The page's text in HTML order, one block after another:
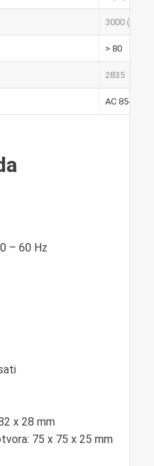
3000 (K)
> 80
2835
AC 85-
– 60 Hz
x 28 mm
75 x 75 x 25 mm